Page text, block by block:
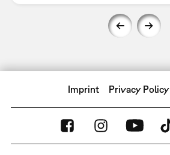
Imprint Privacy Policy